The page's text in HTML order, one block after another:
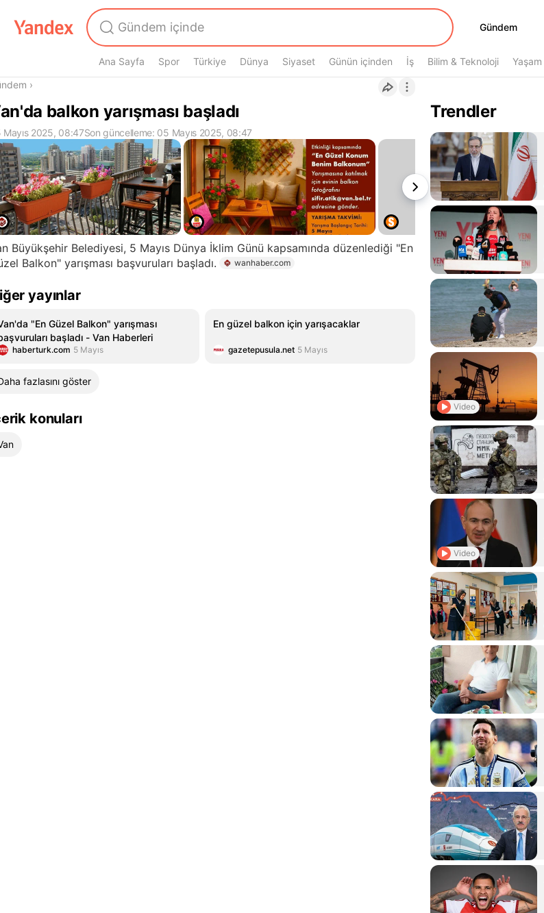
Gündem
Gündem
Ana Sayfa Spor Türkiye Dünya Siyaset Günün içinden İş Bilim & Teknoloji Yaşam
›
balkon yarışması başladı
Mayıs 2025, 08:47Son güncelleme: 05 Mayıs 2025, 08:47
Büyükşehir Belediyesi, 5 Mayıs Dünya İklim Günü kapsamında düzenlediği "En
Balkon" yarışması başvuruları başladı.
wanhaber.com
yayınlar
"En Güzel Balkon" yarışması
başladı - Van Haberleri
haberturk.com 5 Mayıs
En güzel balkon için yarışacaklar
gazetepusula.net 5 Mayıs
fazlasını göster
konuları
Trendler
Video
Video